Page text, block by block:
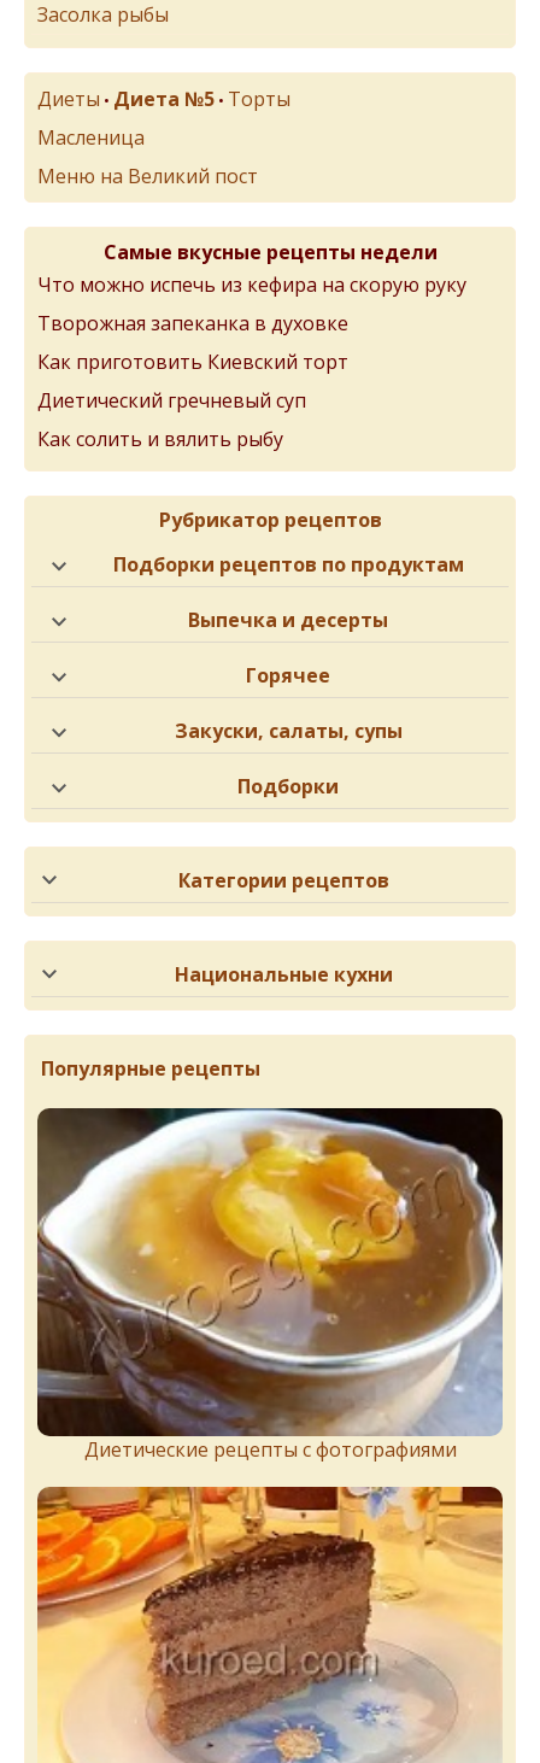
Засолка рыбы
Диеты • Диета №5 • Торты
Масленица
Меню на Великий пост
Самые вкусные рецепты недели
Что можно испечь из кефира на скорую руку
Творожная запеканка в духовке
Как приготовить Киевский торт
Диетический гречневый суп
Как солить и вялить рыбу
Рубрикатор рецептов
Подборки рецептов по продуктам
Выпечка и десерты
Горячее
Закуски, салаты, супы
Подборки
Категории рецептов
Национальные кухни
Популярные рецепты
Диетические рецепты с фотографиями